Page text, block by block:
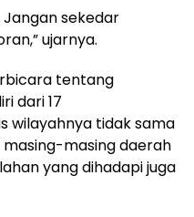
Jangan sekedar
ujarnya.
tentang
dari 17
wilayahnya tidak sama
masing daerah
yang dihadapi juga